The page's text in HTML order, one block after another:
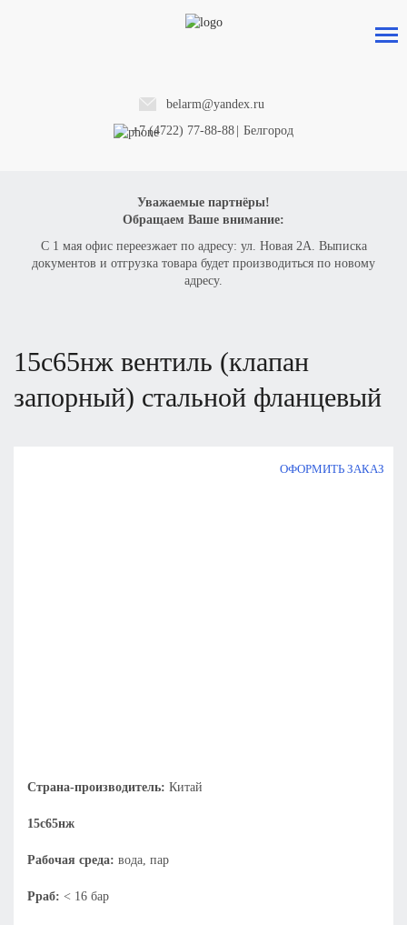
belarm@yandex.ru
+7 (4722) 77-88-88
Белгород
Уважаемые партнёры!
Обращаем Ваше внимание:
С 1 мая офис переезжает по адресу: ул. Новая 2А. Выписка
документов и отгрузка товара будет производиться по новому
адресу.
15с65нж вентиль (клапан
запорный) стальной фланцевый
ОФОРМИТЬ ЗАКАЗ
Страна-производитель: Китай
15с65нж
Рабочая среда: вода, пар
Рраб: < 16 бар